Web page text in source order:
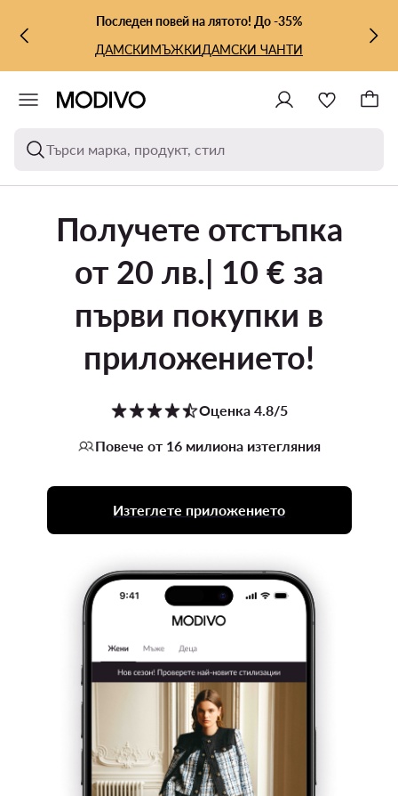
КЪМ ОСНОВНОТО СЪДЪРЖАНИЕ
КЪМ ТЪРСЕНЕПоследен повей на лятото! До -35%
ДАМСКИМЪЖКИДАМСКИ ЧАНТИ
Търси марка, продукт, стил
Получете отстъпка
от 20 лв.| 10 € за
първи покупки в
приложението!
Оценка 4.8/5
Повече от 16 милиона изтегляния
Изтеглете приложението